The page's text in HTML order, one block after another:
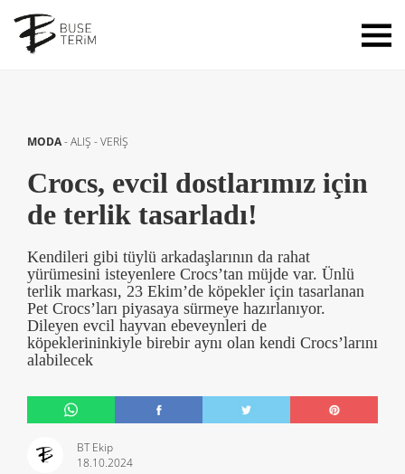
MODA-ALIŞ - VERİŞ
Crocs, evcil dostlarımız için
de terlik tasarladı!
Kendileri gibi tüylü arkadaşlarının da rahat
yürümesini isteyenlere Crocs’tan müjde var. Ünlü
terlik markası, 23 Ekim’de köpekler için tasarlanan
Pet Crocs’ları piyasaya sürmeye hazırlanıyor.
Dileyen evcil hayvan ebeveynleri de
köpeklerininkiyle birebir aynı olan kendi Crocs’larını
alabilecek
BT Ekip
18.10.2024